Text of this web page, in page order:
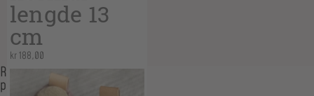
lengde 13
cm
kr188,00
Related
products